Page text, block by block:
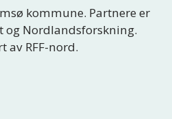
kommune. Partnere er
og Nordlandsforskning.
av RFF-nord.